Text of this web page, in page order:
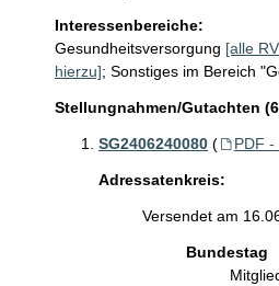
Interessenbereiche:
Gesundheitsversorgung [alle
hierzu]; Sonstiges im Bereich
Stellungnahmen/Gutachten
SG2406240080 ( PDF -
Adressatenkreis:
Versendet am
Bundestag